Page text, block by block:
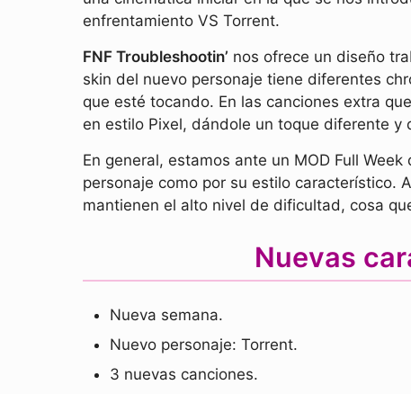
enfrentamiento VS Torrent.
FNF Troubleshootin’ nos ofrece un diseño
skin del nuevo personaje tiene diferentes
que esté tocando. En las canciones extra
en estilo Pixel, dándole un toque diferente y
En general, estamos ante un MOD Full
personaje como por su estilo característico.
mantienen el alto nivel de dificultad, cosa
Nuevas
Nueva semana.
Nuevo personaje: Torrent.
3 nuevas canciones.